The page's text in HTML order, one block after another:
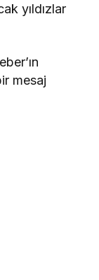
yıldızlar
mesaj